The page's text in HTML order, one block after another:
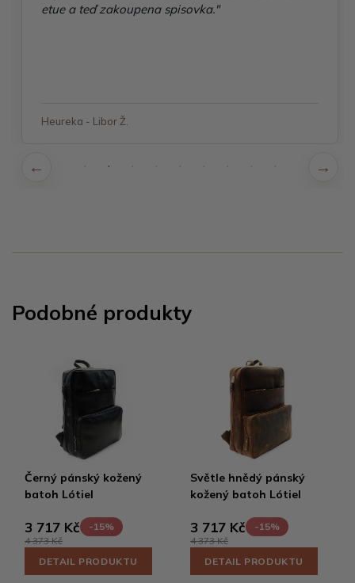
etue a teď zakoupena spisovka."
Heureka - Libor Ž.
Podobné produkty
Černý pánský kožený
batoh Lótiel
3 717 Kč
-15%
4 373 Kč
DETAIL PRODUKTU
Světle hnědý pánský
kožený batoh Lótiel
3 717 Kč
-15%
4 373 Kč
DETAIL PRODUKTU